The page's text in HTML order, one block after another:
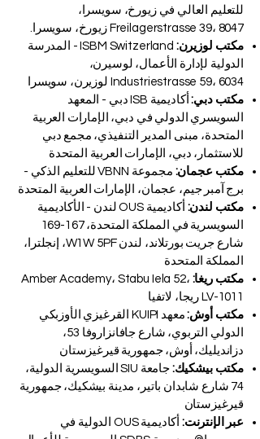
للتعليم العالي في زيورخ، سويسرا،
Freilagerstrasse 39، 8047 زيورخ، سويسرا.
مكتب لوزيرن:
ISBM Switzerland - المدرسة
الدولية لإدارة الأعمال، لوسيرن،
Industriestrasse 59، 6034 لوزيرن، سويسرا
مكتب دبي:
أكاديمية ISB دبي - المعهد
السويسري الدولي في دبي، الإمارات العربية
المتحدة، مبنى المدير التنفيذي، مجمع دبي
للاستثمار، دبي، الإمارات العربية المتحدة
مكتب عجمان:
مجموعة VBNN للتعليم الذكي -
برج آمبر جيم، عجمان، الإمارات العربية المتحدة
مكتب لندن:
أكاديمية OUS لندن - الأكاديمية
السويسرية في المملكة المتحدة، 167-169
شارع جريت بورتلاند، لندن W1W 5PF، إنجلترا،
المملكة المتحدة
مكتب ريغا: Amber Academy، Stabu Iela 52،
LV-1011 ريجا، لاتفيا
مكتب أوش:
معهد KUIPI القرغيزي الأوزبكي
الدولي التربوي، شارع جافانزاروفا 53،
دزانديليك، أوش، جمهورية قيرغيزستان
مكتب بيشكيك:
جامعة SIU السويسرية الدولية،
74 شارع شابدان باتير، مدينة بيشكيك، جمهورية
قيرغيزستان
عبر الإنترنت:
أكاديمية OUS الدولية في